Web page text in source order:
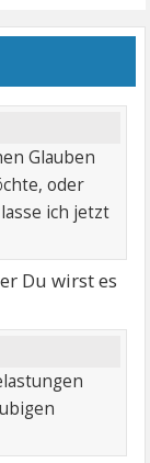
Glauben
oder
ich jetzt
Du wirst es